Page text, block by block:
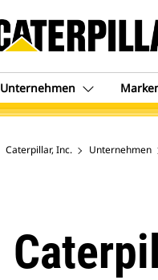
Unternehmen
Caterpillar, Inc. Unternehmen